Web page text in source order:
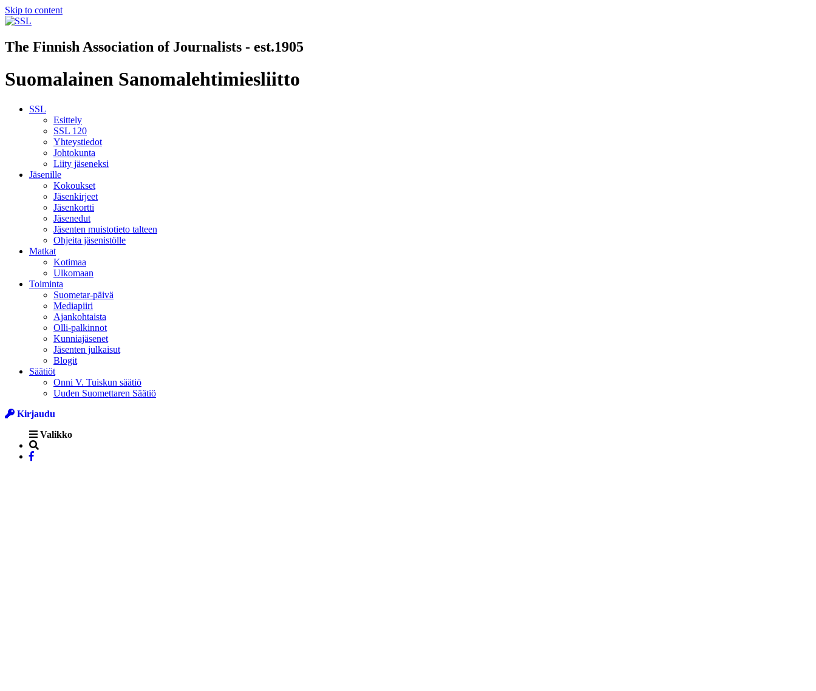
Skip to content
The Finnish Association of Journalists - est.1905
Suomalainen Sanomalehtimiesliitto
SSL
Esittely
SSL 120
Yhteystiedot
Johtokunta
Liity jäseneksi
Jäsenille
Kokoukset
Jäsenkirjeet
Jäsenkortti
Jäsenedut
Jäsenten muistotieto talteen
Ohjeita jäsenistölle
Matkat
Kotimaa
Ulkomaan
Toiminta
Suometar-päivä
Mediapiiri
Ajankohtaista
Olli-palkinnot
Kunniajäsenet
Jäsenten julkaisut
Blogit
Säätiöt
Onni V. Tuiskun säätiö
Uuden Suomettaren Säätiö
Kirjaudu
Valikko